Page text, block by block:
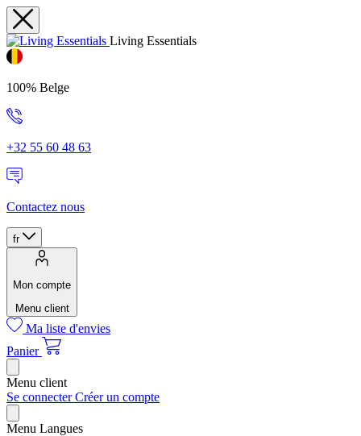
Living Essentials
100% Belge
+32 55 60 48 63
Contactez nous
fr
Mon compte
Menu client
Ma liste d'envies
Panier
Menu client
Se connecterCréer un compte
Menu Langues